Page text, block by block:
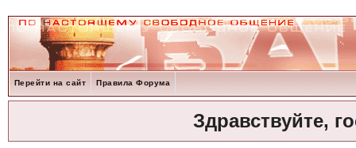
Перейти на сайт Правила Форума
Здравствуйте,